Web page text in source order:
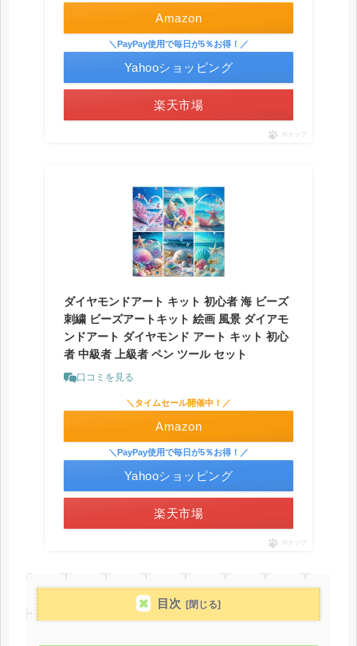
Amazon
楽天市場
＼PayPay使用で毎日が5％お得！／
Yahooショッピング
ポチップ
ダイヤモンドアート キット 初心者 海 ビーズ
刺繍 ビーズアートキット 絵画 風景 ダイアモ
ンドアート ダイヤモンド アート キット 初心
者 中級者 上級者 ペン ツール セット
口コミを見る
＼タイムセール開催中！／
Amazon
楽天市場
＼PayPay使用で毎日が5％お得！／
Yahooショッピング
ポチップ
目次